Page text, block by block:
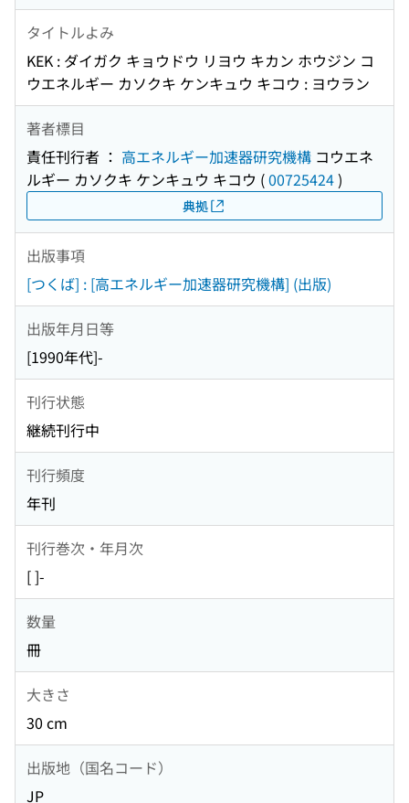
タイトルよみ
KEK : ダイガク キョウドウ リヨウ キカン ホウジン コ
ウエネルギー カソクキ ケンキュウ キコウ : ヨウラン
著者標目
責任刊行者 ： 高エネルギー加速器研究機構 コウエネ
ルギー カソクキ ケンキュウ キコウ (00725424)
典拠
出版事項
[つくば] : [高エネルギー加速器研究機構] (出版)
出版年月日等
[1990年代]-
刊行状態
継続刊行中
刊行頻度
年刊
刊行巻次・年月次
[ ]-
数量
冊
大きさ
30 cm
出版地（国名コード）
JP